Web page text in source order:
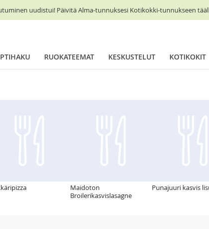
uudistui! Päivitä Alma-tunnuksesi Kotikokki-tunnukseen
RUOKATEEMAT KESKUSTELUT KOTIKOKIT
Maidoton
Broilerikasvislasagne
Punajuuri kasvis